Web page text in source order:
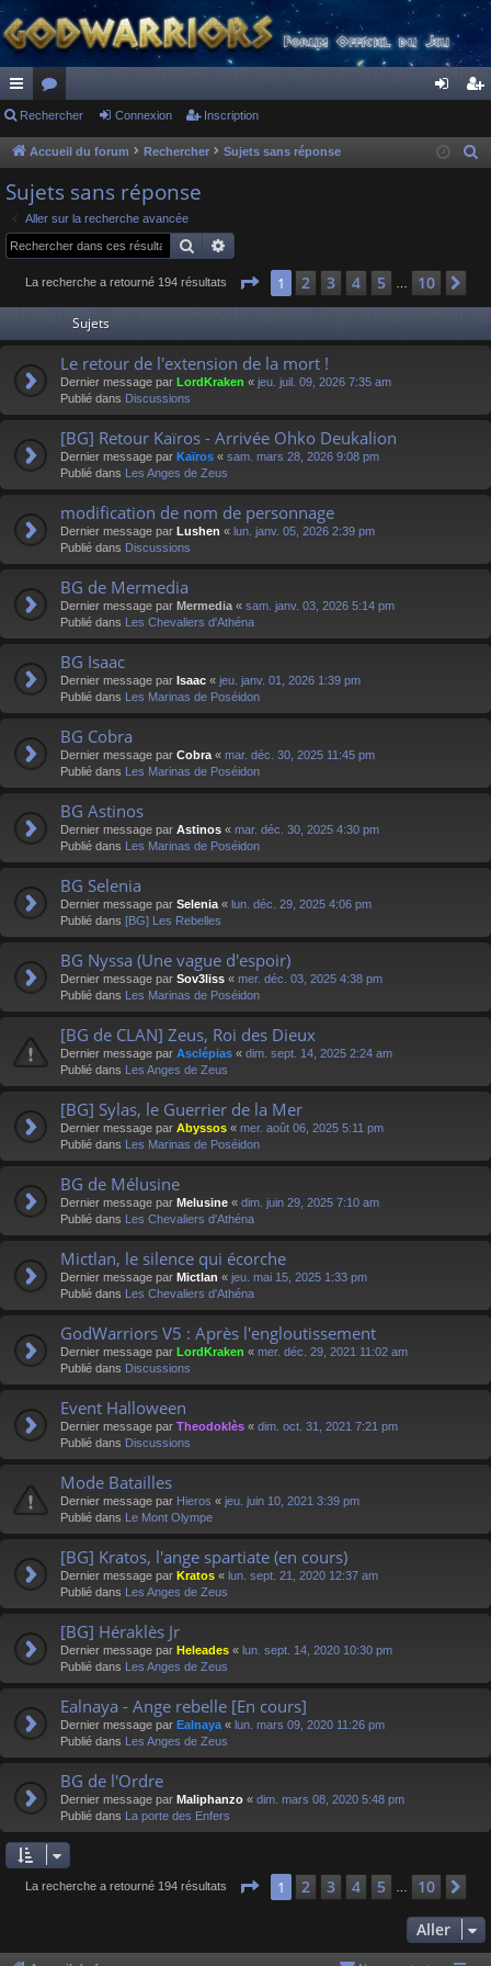
ac
co
ur
ci
s
or
u
s
ne cri
Rechercher Connexion Inscription
Accueil du forum Rechercher Sujets sans réponse
e
Sujets sans réponse
Aller sur la recherche avancée
Rechercher
La recherche a retourné 194 résultats Page 1sur 10
1 2 3 4 5 10
Sujets
Le retour de l'extension de la mort !
Dernier message par LordKraken « jeu. juil. 09, 2026 7:35 am
Publié dans Discussions
[BG] Retour Kaïros - Arrivée Ohko Deukalion
Dernier message par Kaïros « sam. mars 28, 2026 9:08 pm
Publié dans Les Anges de Zeus
modification de nom de personnage
Dernier message par Lushen « lun. janv. 05, 2026 2:39 pm
Publié dans Discussions
BG de Mermedia
Dernier message par Mermedia « sam. janv. 03, 2026 5:14 pm
Publié dans Les Chevaliers d'Athéna
BG Isaac
Dernier message par Isaac « jeu. janv. 01, 2026 1:39 pm
Publié dans Les Marinas de Poséidon
BG Cobra
Dernier message par Cobra « mar. déc. 30, 2025 11:45 pm
Publié dans Les Marinas de Poséidon
BG Astinos
Dernier message par Astinos « mar. déc. 30, 2025 4:30 pm
Publié dans Les Marinas de Poséidon
BG Selenia
Dernier message par Selenia « lun. déc. 29, 2025 4:06 pm
Publié dans [BG] Les Rebelles
BG Nyssa (Une vague d'espoir)
Dernier message par Sov3liss « mer. déc. 03, 2025 4:38 pm
Publié dans Les Marinas de Poséidon
[BG de CLAN] Zeus, Roi des Dieux
Dernier message par Asclépias « dim. sept. 14, 2025 2:24 am
Publié dans Les Anges de Zeus
[BG] Sylas, le Guerrier de la Mer
Dernier message par Abyssos « mer. août 06, 2025 5:11 pm
Publié dans Les Marinas de Poséidon
BG de Mélusine
Dernier message par Melusine « dim. juin 29, 2025 7:10 am
Publié dans Les Chevaliers d'Athéna
Mictlan, le silence qui écorche
Dernier message par Mictlan « jeu. mai 15, 2025 1:33 pm
Publié dans Les Chevaliers d'Athéna
GodWarriors V5 : Après l'engloutissement
Dernier message par LordKraken « mer. déc. 29, 2021 11:02 am
Publié dans Discussions
Event Halloween
Dernier message par Theodoklès « dim. oct. 31, 2021 7:21 pm
Publié dans Discussions
Mode Batailles
Dernier message par Hieros « jeu. juin 10, 2021 3:39 pm
Publié dans Le Mont Olympe
[BG] Kratos, l'ange spartiate (en cours)
Dernier message par Kratos « lun. sept. 21, 2020 12:37 am
Publié dans Les Anges de Zeus
[BG] Héraklès Jr
Dernier message par Heleades « lun. sept. 14, 2020 10:30 pm
Publié dans Les Anges de Zeus
Ealnaya - Ange rebelle [En cours]
Dernier message par Ealnaya « lun. mars 09, 2020 11:26 pm
Publié dans Les Anges de Zeus
BG de l'Ordre
Dernier message par Maliphanzo « dim. mars 08, 2020 5:48 pm
Publié dans La porte des Enfers
La recherche a retourné 194 résultats Page 1sur 10
1 2 3 4 5 10
Aller